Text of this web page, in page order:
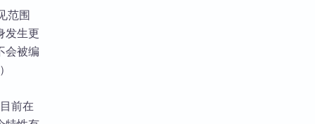
范围
发生更
会被编
）
前在